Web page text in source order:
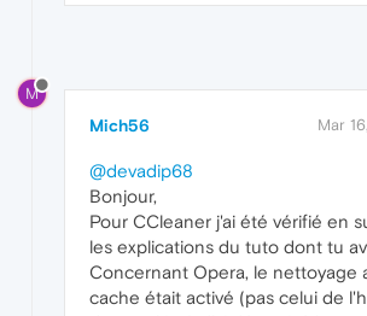
M
Mich56 Mar
@devadip68
Bonjour,
Pour CCleaner j'ai été vérifié en
les explications du tuto dont tu
Concernant Opera, le nettoyage
cache était activé (pas celui de